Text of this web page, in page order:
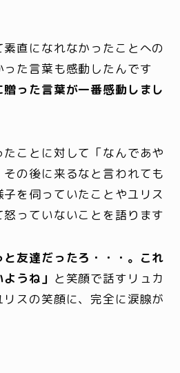
直になれなかったことへの
た言葉も感動したんです
贈った言葉が一番感動しまし
ことに対して「なんであや
の後に来るなと言われても
を伺っていたことやユリス
っていないことを語ります
と友達だったろ・・・。これ
うね」 と笑顔で話すリュカ
スの笑顔に、完全に涙腺が